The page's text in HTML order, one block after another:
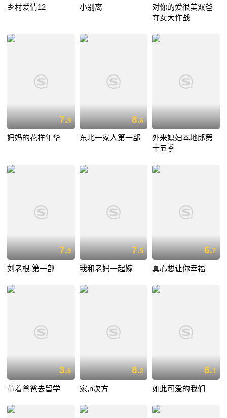
乡村爱情12 小别离
对你的爱很美双爸
夺女大作战
7.9
妈妈的花样年华
8.6
东北一家人第一部
外来媳妇本地郎第
十五季
7.9
刘老根 第一部
7.5
我和老妈一起嫁
6.7
真心想让你幸福
3.6
带着爸爸去留学
8.2
家,n次方
8.1
如此可爱的我们